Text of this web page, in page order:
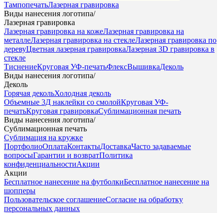
ТампопечатьЛазерная гравировка
Виды нанесения логотипа/
Лазерная гравировка
Лазерная гравировка на кожеЛазерная гравировка на
металлеЛазерная гравировка на стеклеЛазерная гравировка по
деревуЦветная лазерная гравировкаЛазерная 3D гравировка в
стекле
ТиснениеКруговая УФ-печатьФлексВышивкаДеколь
Виды нанесения логотипа/
Деколь
Горячая декольХолодная деколь
Объемные 3Д наклейки со смолойКруговая УФ-
печатьКруговая гравировкаСублимационная печать
Виды нанесения логотипа/
Сублимационная печать
Сублимация на кружке
ПортфолиоОплатаКонтактыДоставкаЧасто задаваемые
вопросыГарантии и возвратПолитика
конфиденциальностиАкции
Акции
Бесплатное нанесение на футболкиБесплатное нанесение на
шопперы
Пользовательское соглашениеСогласие на обработку
персональных данных